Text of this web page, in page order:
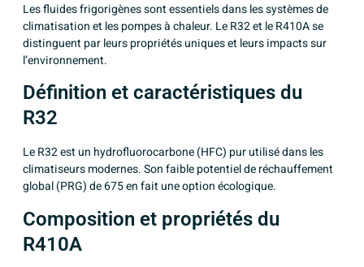
Les fluides frigorigènes sont essentiels dans les systèmes de
climatisation et les pompes à chaleur. Le R32 et le R410A se
distinguent par leurs propriétés uniques et leurs impacts sur
l’environnement.
Définition et caractéristiques du
R32
Le R32 est un hydrofluorocarbone (HFC) pur utilisé dans les
climatiseurs modernes. Son faible potentiel de réchauffement
global (PRG) de 675 en fait une option écologique.
Composition et propriétés du
R410A